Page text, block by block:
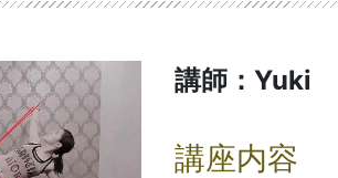
講師：Yuki
講座内容